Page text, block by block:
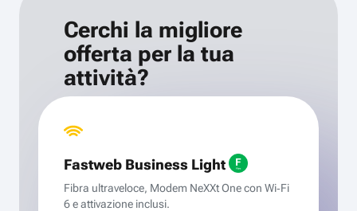
Cerchi la migliore
offerta per la tua
attività?
Fastweb Business Light
Fibra ultraveloce, Modem NeXXt One con Wi‑Fi
6 e attivazione inclusi.